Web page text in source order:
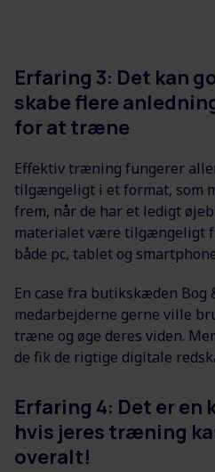
Erfaring 3: Det kan
skabe flere
for at træne
Effektiv træning fungerer
tilgængeligt i et format, som
frem, når de har et ledigt
materialet være tilgængeligt
både pc, tablet og
En case fra butikskæden Bog
medarbejderne gerne ville
træne og øge deres viden.
de fik de rigtige digitale
Erfaring 4: Det er
hvis jeres træning
overalt!